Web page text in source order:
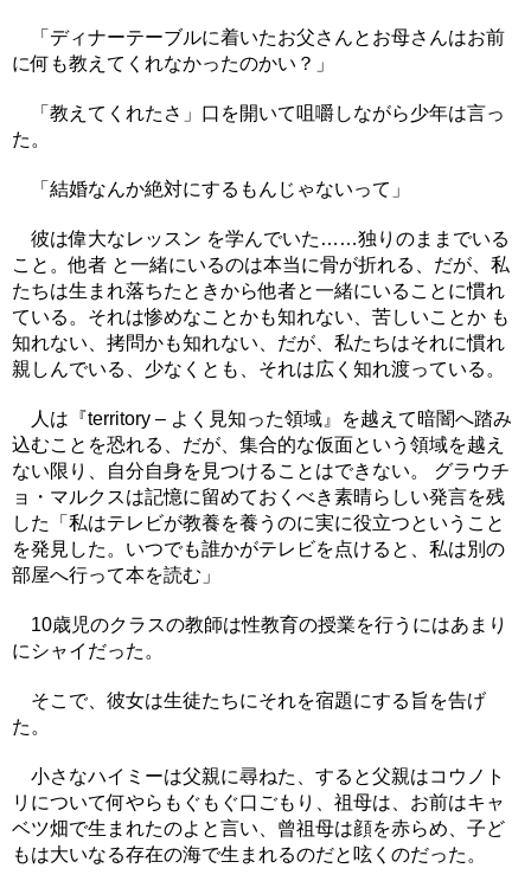
「ディナーテーブルに着いたお父さんとお母さんはお前
に何も教えてくれなかったのかい？」
「教えてくれたさ」口を開いて咀嚼しながら少年は言っ
た。
「結婚なんか絶対にするもんじゃないって」
彼は偉大なレッスン を学んでいた……独りのままでいる
こと。他者 と一緒にいるのは本当に骨が折れる、だが、私
たちは生まれ落ちたときから他者と一緒にいることに慣れ
ている。それは惨めなことかも知れない、苦しいことか も
知れない、拷問かも知れない、だが、私たちはそれに慣れ
親しんでいる、少なくとも、それは広く知れ渡っている。
人は『territory – よく見知った領域』を越えて暗闇へ踏み
込むことを恐れる、だが、集合的な仮面という領域を越え
ない限り、自分自身を見つけることはできない。 グラウチ
ョ・マルクスは記憶に留めておくべき素晴らしい発言を残
した「私はテレビが教養を養うのに実に役立つということ
を発見した。いつでも誰かがテレビを点けると、私は別の
部屋へ行って本を読む」
10歳児のクラスの教師は性教育の授業を行うにはあまり
にシャイだった。
そこで、彼女は生徒たちにそれを宿題にする旨を告げ
た。
小さなハイミーは父親に尋ねた、すると父親はコウノト
リについて何やらもぐもぐ口ごもり、祖母は、お前はキャ
ベツ畑で生まれたのよと言い、曾祖母は顔を赤らめ、子ど
もは大いなる存在の海で生まれるのだと呟くのだった。